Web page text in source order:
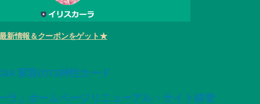
新情報＆クーポンをゲット★
変容の72神性カード
ラ」ホームページリニューアル・サイト移管